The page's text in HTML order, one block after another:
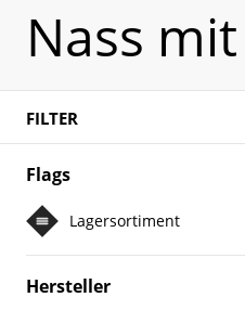
Nass
FILTER
Flags
Lagersortiment
Hersteller